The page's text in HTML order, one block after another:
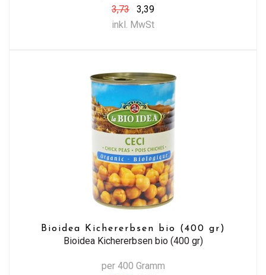
3,73
3,39
inkl. MwSt
Bioidea Kichererbsen bio (400 gr)
Bioidea Kichererbsen bio (400 gr)
per 400 Gramm